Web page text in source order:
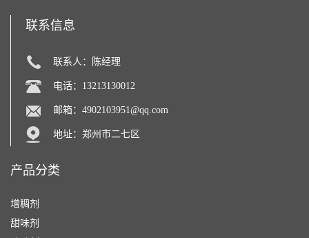
联系信息
联系人：陈经理
电话：13213130012
邮箱： 4902103951@qq.com
地址：郑州市二七区
产品分类
增稠剂
甜味剂